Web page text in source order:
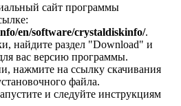
сайт программы
en/software/crystaldiskinfo/.
найдите раздел "Download" и
вас версию программы.
нажмите на ссылку скачивания
файла.
и следуйте инструкциям